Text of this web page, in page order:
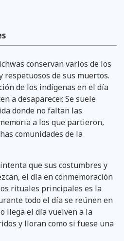
conservan varios de los
respetuosos de sus muertos.
de los indígenas en el día
a desaparecer. Se suele
donde no faltan las
a los que partieron,
comunidades de la
intenta que sus costumbres y
el día en conmemoración
rituales principales es la
todo el día se reúnen en
llega el día vuelven a la
y lloran como si fuese una